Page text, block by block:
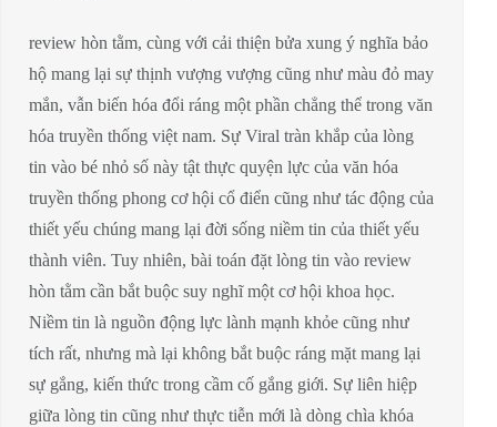
review hòn tằm, cùng với cải thiện bửa xung ý nghĩa bảo
hộ mang lại sự thịnh vượng vượng cũng như màu đỏ may
mắn, vẫn biến hóa đổi ráng một phần chẳng thể trong văn
hóa truyền thống việt nam. Sự Viral tràn khắp của lòng
tin vào bé nhỏ số này tật thực quyện lực của văn hóa
truyền thống phong cơ hội cổ điển cũng như tác động của
thiết yếu chúng mang lại đời sống niềm tin của thiết yếu
thành viên. Tuy nhiên, bài toán đặt lòng tin vào review
hòn tằm cần bắt buộc suy nghĩ một cơ hội khoa học.
Niềm tin là nguồn động lực lành mạnh khỏe cũng như
tích rất, nhưng mà lại không bắt buộc ráng mặt mang lại
sự gắng, kiến thức trong cầm cố gắng giới. Sự liên hiệp
giữa lòng tin cũng như thực tiễn mới là dòng chìa khóa